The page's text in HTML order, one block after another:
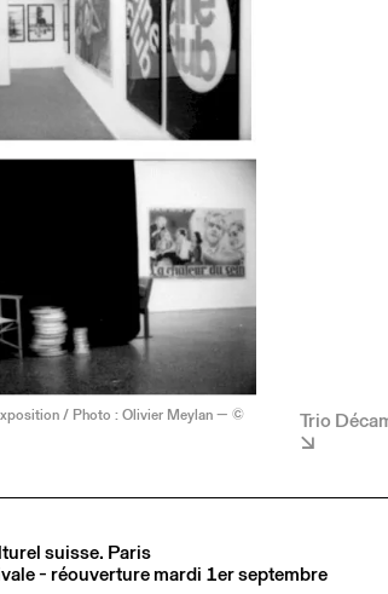
/ Photo : Olivier Meylan — © Trio
suisse. Paris
- réouverture mardi 1er septembre